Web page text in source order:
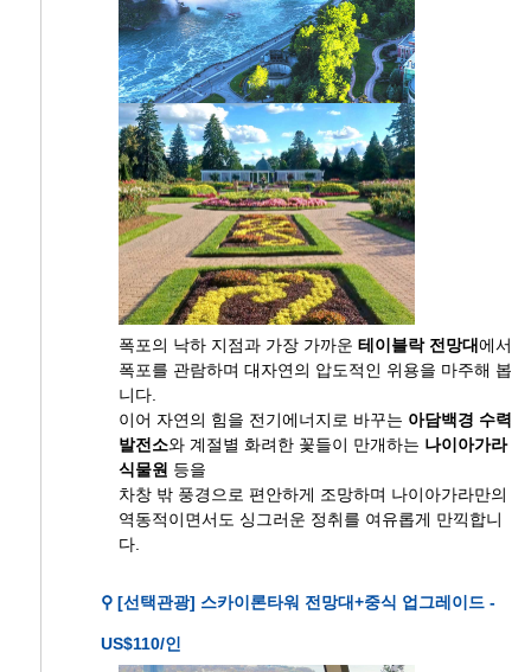
폭포의 낙하 지점과 가장 가까운 테이블락 전망대에서
폭포를 관람하며 대자연의 압도적인 위용을 마주해 봅
니다.
이어 자연의 힘을 전기에너지로 바꾸는 아담백경 수력
발전소와 계절별 화려한 꽃들이 만개하는 나이아가라
식물원 등을
차창 밖 풍경으로 편안하게 조망하며 나이아가라만의
역동적이면서도 싱그러운 정취를 여유롭게 만끽합니
다.
⚲ [선택관광] 스카이론타워 전망대+중식 업그레이드 -
US$110/인